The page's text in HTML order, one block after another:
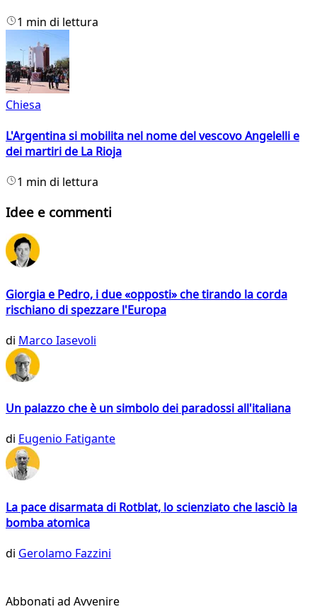
1 min di lettura
Chiesa
L'Argentina si mobilita nel nome del vescovo Angelelli e
dei martiri de La Rioja
1 min di lettura
Idee e commenti
Giorgia e Pedro, i due «opposti» che tirando la corda
rischiano di spezzare l'Europa
di Marco Iasevoli
Un palazzo che è un simbolo dei paradossi all'italiana
di Eugenio Fatigante
La pace disarmata di Rotblat, lo scienziato che lasciò la
bomba atomica
di Gerolamo Fazzini
Abbonati ad Avvenire